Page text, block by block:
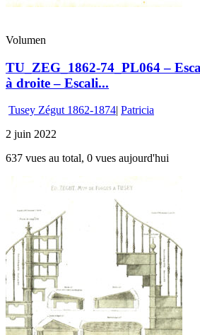
Volumen
TU_ZEG_1862-74_PL064 –
à droite – Escali...
Tusey Zégut 1862-1874| Patricia
2 juin 2022
637 vues au total, 0 vues aujourd'hui